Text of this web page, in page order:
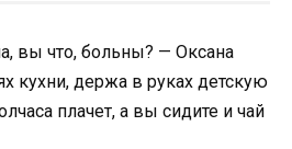
вы что, больны? — Оксана
кухни, держа в руках детскую
плачет, а вы сидите и чай